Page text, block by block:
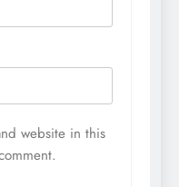
website in this